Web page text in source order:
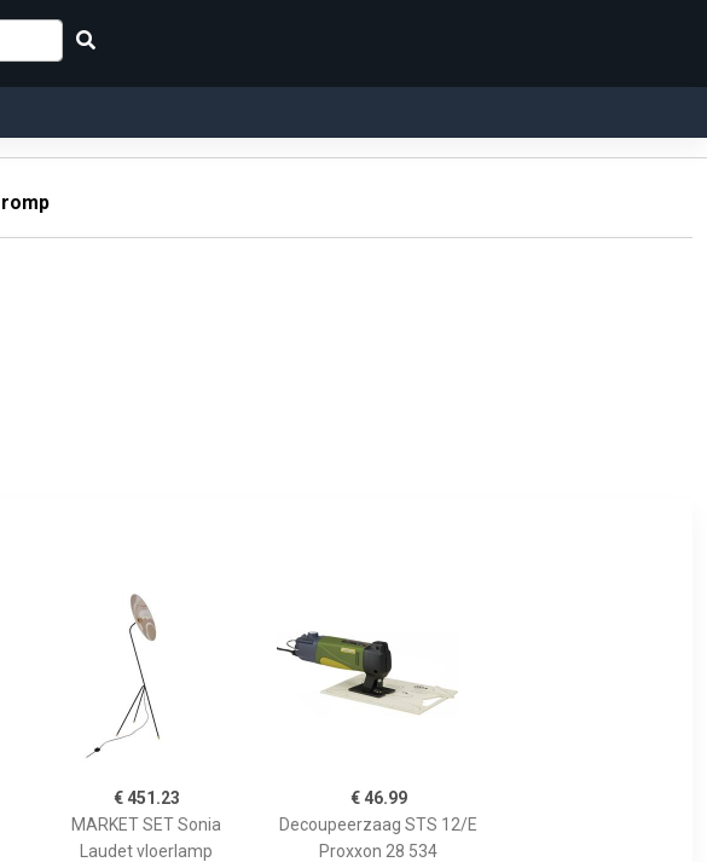
romp
€ 451.23
MARKET SET Sonia
Laudet vloerlamp
€ 46.99
Decoupeerzaag STS 12/E
Proxxon 28 534